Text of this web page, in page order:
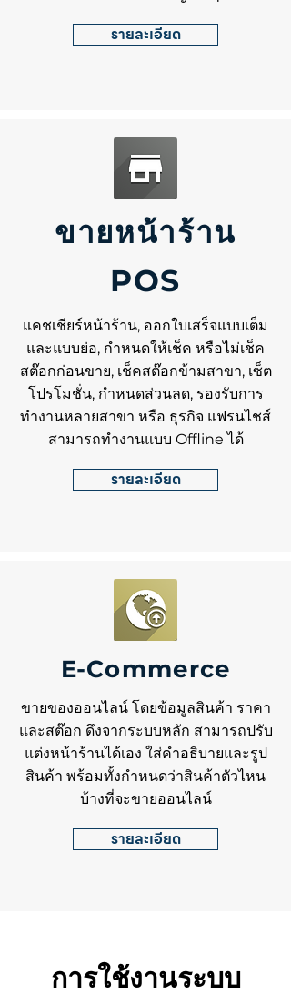
รายละเอียด
ขายหน้าร้าน
POS
แคชเชียร์หน้าร้าน, ออกใบเสร็จแบบเต็ม
และแบบย่อ, กำหนดให้เช็ค หรือไม่เช็ค
สต๊อกก่อนขาย, เช็คสต๊อกข้ามสาขา, เซ็ต
โปรโมชั่น, กำหนดส่วนลด, รองรับการ
ทำงานหลายสาขา หรือ ธุรกิจ แฟรนไชส์
สามารถทำงานแบบ Offline ได้
รายละเอียด
E-Commerce
ขายของออนไลน์ โดยข้อมูลสินค้า ราคา
และสต๊อก ดึงจากระบบหลัก สามารถปรับ
แต่งหน้าร้านได้เอง ใส่คำอธิบายและรูป
สินค้า พร้อมทั้งกำหนดว่าสินค้าตัวไหน
บ้างที่จะขายออนไลน์
รายละเอียด
การใช้งานระบบ